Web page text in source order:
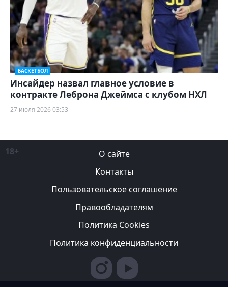
БАСКЕТБОЛ
Инсайдер назвал главное условие в
контракте Леброна Джеймса с клубом НХЛ
27 июля 2026 03:53
18+
О сайте
Контакты
Пользовательское соглашение
Правообладателям
Политика Cookies
Политика конфиденциальности